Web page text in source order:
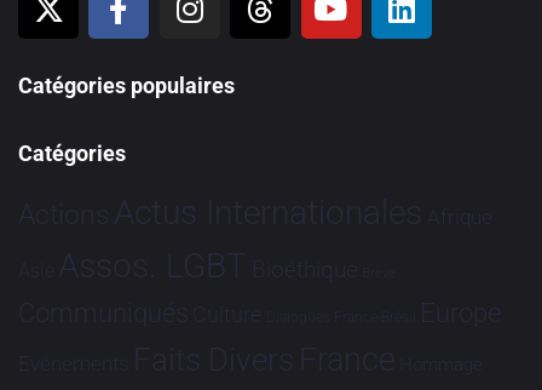
Catégories populaires
Catégories
Actions Actus Internationales Afrique
Asie Assos. LGBT Bioéthique Brève
Communiqués Culture Dialogues France-Brésil Europe
Evénements Faits Divers France Hommage